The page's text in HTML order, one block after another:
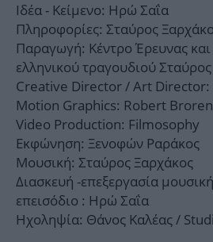
Ιδέα - Κείμενο: Ηρώ Σαΐα
Πληροφορίες: Σταύρος
Παραγωγή: Κέντρο Έρευνας
ελληνικού τραγουδιού
Creative Director / Art Director:
Motion Graphics: Robert
Video Production: Filmosophy
Εκφώνηση: Ξενοφών Ραράκος
Μουσική: Σταύρος Ξαρχάκος
Διασκευή -επεξεργασία
επεισόδιο : Ηρώ Σαΐα
Ηχοληψία: Θάνος Καλέας /